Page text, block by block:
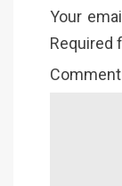
Your
Required
Comment